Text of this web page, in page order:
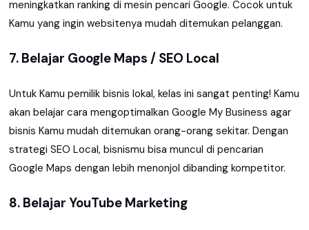
meningkatkan ranking di mesin pencari Google. Cocok untuk
Kamu yang ingin websitenya mudah ditemukan pelanggan.
7. Belajar Google Maps / SEO Local
Untuk Kamu pemilik bisnis lokal, kelas ini sangat penting! Kamu
akan belajar cara mengoptimalkan Google My Business agar
bisnis Kamu mudah ditemukan orang-orang sekitar. Dengan
strategi SEO Local, bisnismu bisa muncul di pencarian
Google Maps dengan lebih menonjol dibanding kompetitor.
8. Belajar YouTube Marketing